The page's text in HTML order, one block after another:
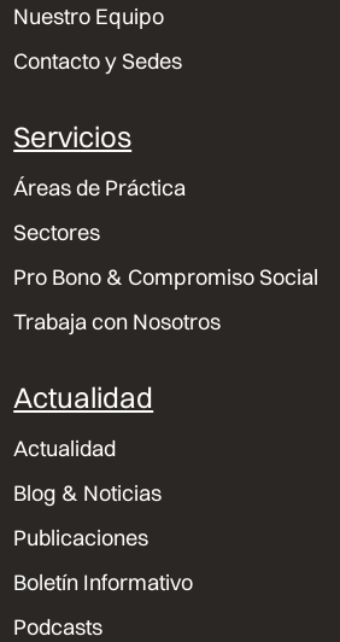
Nuestro Equipo
Contacto y Sedes
Servicios
Áreas de Práctica
Sectores
Pro Bono & Compromiso Social
Trabaja con Nosotros
Actualidad
Actualidad
Blog & Noticias
Publicaciones
Boletín Informativo
Podcasts